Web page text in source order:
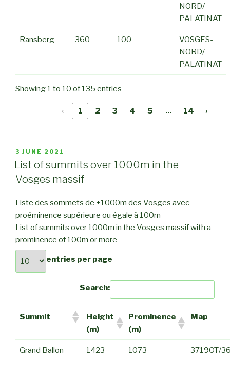
NORD/
PALATINAT
Ransberg 360 100
VOSGES-
NORD/
PALATINAT
Showing 1 to 10 of 135 entries
‹ 1 2 3 4 5 … 14 ›
POSTED
ON
3 JUNE 2021
List of summits over 1000m in the
Vosges massif
Liste des sommets de +1000m des Vosges avec
proéminence supérieure ou égale à 100m
List of summits over 1000m in the Vosges massif with a
prominence of 100m or more
entries per page
Search:
Summit
Height
(m)
Prominence
(m)
Map
Grand Ballon 1423 1073 3719OT/